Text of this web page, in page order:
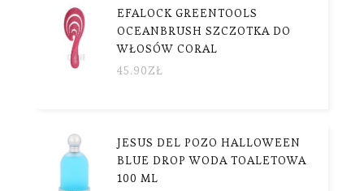
EFALOCK GREENTOOLS
OCEANBRUSH SZCZOTKA DO
WŁOSÓW CORAL
45.90ZŁ
JESUS DEL POZO HALLOWEEN
BLUE DROP WODA TOALETOWA
100 ML